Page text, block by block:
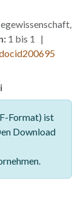
1 bis 1 |
Format) ist
Download